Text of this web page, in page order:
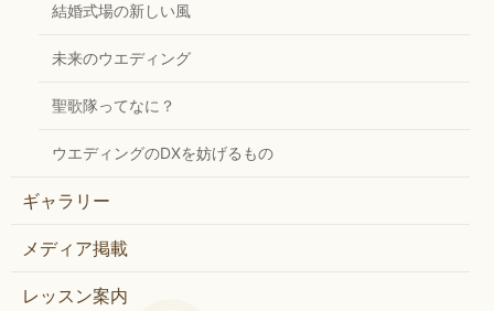
結婚式場の新しい風
未来のウエディング
聖歌隊ってなに？
ウエディングのDXを妨げるもの
ギャラリー
メディア掲載
レッスン案内